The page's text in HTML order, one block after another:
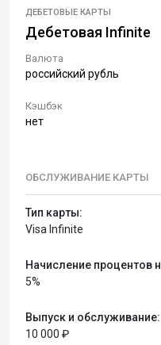
ДЕБЕТОВЫЕ КАРТЫ
Дебетовая Infinite
Валюта
российский рубль
Кэшбэк
нет
ОБСЛУЖИВАНИЕ КАРТЫ
Тип карты:
Visa Infinite
Начисление процентов
5%
Выпуск и обслуживание:
10 000 ₽